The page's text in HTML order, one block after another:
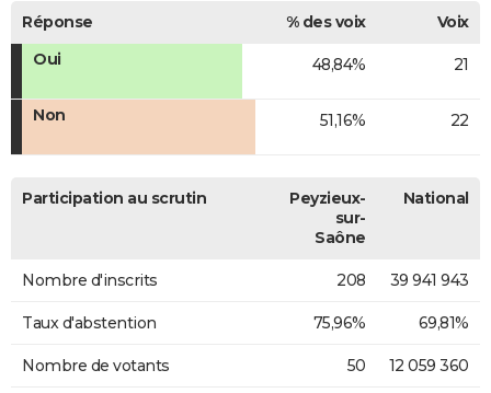
Réponse % des voix
Voix
Oui
48,84% 21
Non 51,16% 22
Participation au scrutin
Peyzieux-
sur-
Saône
National
Nombre d'inscrits 208 39 941 943
Taux d'abstention 75,96% 69,81%
Nombre de votants 50 12 059 360